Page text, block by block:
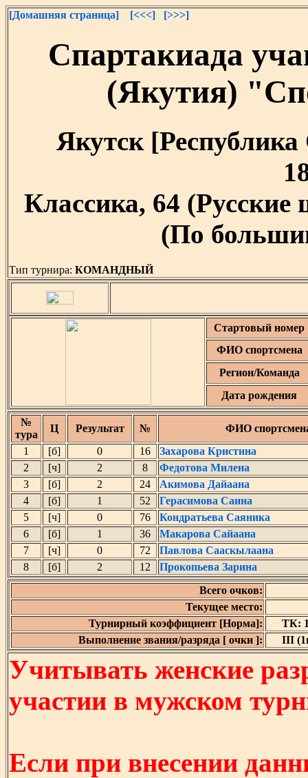
[Домашняя страница] [<<<] [>>>]
Спартакиада
(Якутия)
Якутск
Классика, 64
(По
Тип турнира: КОМАНДНЫЙ
Стартовый номер
ФИО спортсмена
Регион/Команда
Дата рождения
№
тура
Ц Результат №
ФИО
1
[б] 0 16
Захарова Кристина
2
[ч] 2 8
Федотова Милена
3
[б] 2 24
Акимова Дайаана
4
[б] 1 52
Герасимова Саина
5
[ч] 0 76
Кондратьева Саяника
6
[б] 1 36
Макарова Сайаана
7
[ч] 0 72
Павлова Сааскылаана
8
[б] 2 12
Прокопьева Зарина
Всего очков:
Текущее место:
Турнирный коэффициент [Норма]:
ТК:
Выполнение звания/разряда [ очки ]:
III
Учитывать женские
участии в мужском
Если при внесении